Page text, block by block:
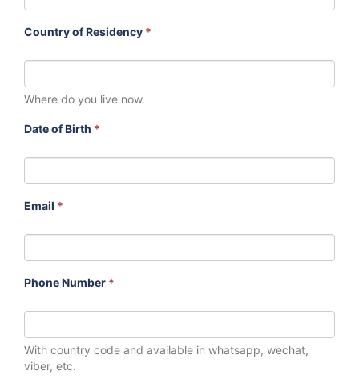
Country of Residency *
Where do you live now.
Date of Birth *
Email *
Phone Number *
With country code and available in whatsapp, wechat,
viber, etc.